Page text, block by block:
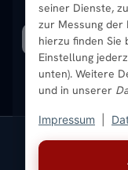
seiner Dienste,
zur Messung der
hierzu finden Sie
Einstellung
unten). Weitere
und in unserer
Impressum
Bestpreisgarantie